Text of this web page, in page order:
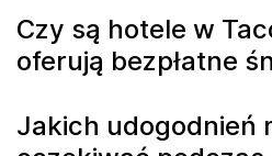
Czy są hotele w
oferują bezpłatne
Jakich udogodnień